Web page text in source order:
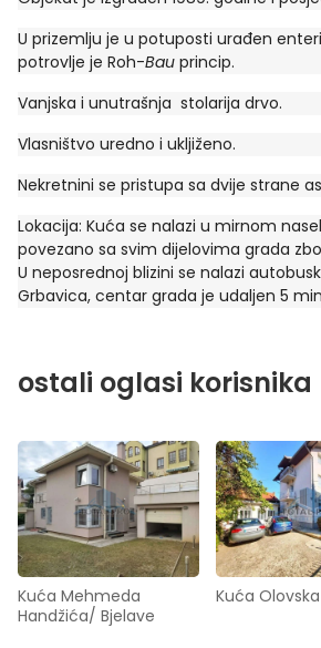
U prizemlju je u potuposti urađen
potrovlje je Roh-Bau princip.
Vanjska i unutrašnja stolarija drvo.
Vlasništvo uredno i ukljiženo.
Nekretnini se pristupa sa dvije strane
Lokacija: Kuća se nalazi u mirnom
povezano sa svim dijelovima grada
U neposrednoj blizini se nalazi
Grbavica, centar grada je udaljen 5
ostali oglasi korisnika
Kuća Mehmeda
Handžića/ Bjelave
Kuća